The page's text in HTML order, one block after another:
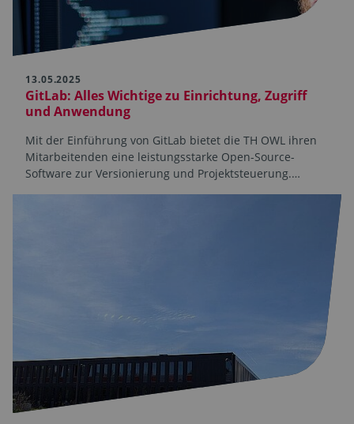
13.05.2025
GitLab: Alles Wichtige zu Einrichtung, Zugriff
und Anwendung
Mit der Einführung von GitLab bietet die TH OWL ihren
Mitarbeitenden eine leistungsstarke Open-Source-
Software zur Versionierung und Projektsteuerung.…